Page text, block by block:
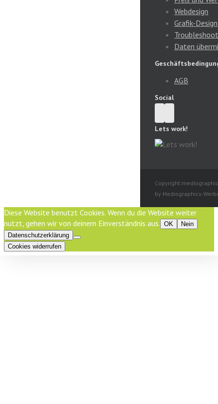
Webdesign
Grafik-Design
Daten
AGB
Social
Lets work!
by Mediographics-
Diese Website benutzt Cookies. Wenn du die Website weiter
nutzt, gehen wir von deinem Einverständnis aus. OK
Nein
Datenschutzerklärung
Cookies widerrufen